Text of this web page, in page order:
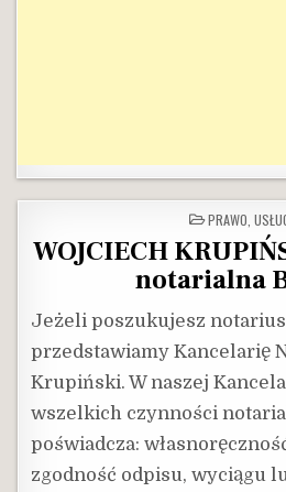
POSTED
IN
PRAWO
WOJCIECH
notarialna
Jeżeli poszukujesz
przedstawiamy Kancelarię
Krupiński. W naszej
wszelkich czynności
poświadcza:
zgodność odpisu, wyciągu